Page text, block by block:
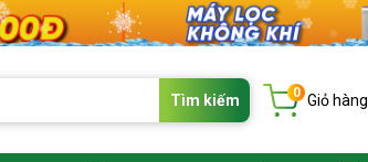
Tìm kiếm 0 Giỏ hàng